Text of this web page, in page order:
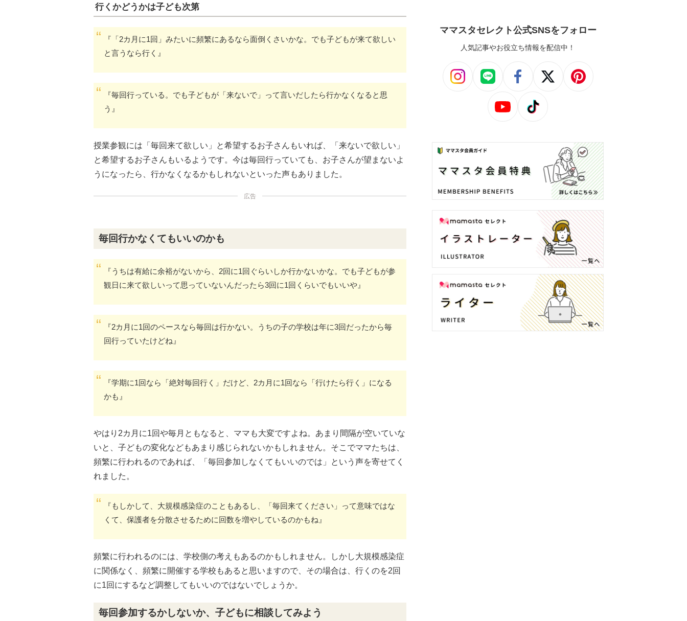
行くかどうかは子ども次第
『「2カ月に1回」みたいに頻繁にあるなら面倒くさいかな。でも子どもが来て欲しい
と言うなら行く』
『毎回行っている。でも子どもが「来ないで」って言いだしたら行かなくなると思
う』
授業参観には「毎回来て欲しい」と希望するお子さんもいれば、「来ないで欲しい」
と希望するお子さんもいるようです。今は毎回行っていても、お子さんが望まないよ
うになったら、行かなくなるかもしれないといった声もありました。
広告
毎回行かなくてもいいのかも
『うちは有給に余裕がないから、2回に1回ぐらいしか行かないかな。でも子どもが参
観日に来て欲しいって思っていないんだったら3回に1回くらいでもいいや』
『2カ月に1回のペースなら毎回は行かない。うちの子の学校は年に3回だったから毎
回行っていたけどね』
『学期に1回なら「絶対毎回行く」だけど、2カ月に1回なら「行けたら行く」になる
かも』
やはり2カ月に1回や毎月ともなると、ママも大変ですよね。あまり間隔が空いていな
いと、子どもの変化などもあまり感じられないかもしれません。そこでママたちは、
頻繁に行われるのであれば、「毎回参加しなくてもいいのでは」という声を寄せてく
れました。
『もしかして、大規模感染症のこともあるし、「毎回来てください」って意味ではな
くて、保護者を分散させるために回数を増やしているのかもね』
頻繁に行われるのには、学校側の考えもあるのかもしれません。しかし大規模感染症
に関係なく、頻繁に開催する学校もあると思いますので、その場合は、行くのを2回
に1回にするなど調整してもいいのではないでしょうか。
毎回参加するかしないか、子どもに相談してみよう
ママスタセレクト公式SNSをフォロー
人気記事やお役立ち情報を配信中！